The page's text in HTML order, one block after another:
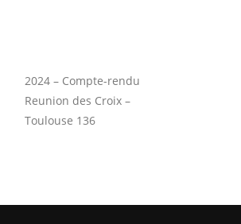
2024 – Compte-rendu
Reunion des Croix –
Toulouse 136